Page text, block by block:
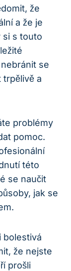
že
a že je
si s touto
se
trpělivě a
problémy
pomoc.
této
se naučit
jak se
bolestivá
že nejste
prošli